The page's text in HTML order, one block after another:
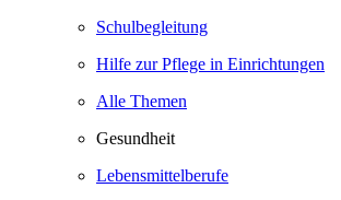
Schulbegleitung
Hilfe zur Pflege in Einrichtungen
Alle Themen
Gesundheit
Lebensmittelberufe